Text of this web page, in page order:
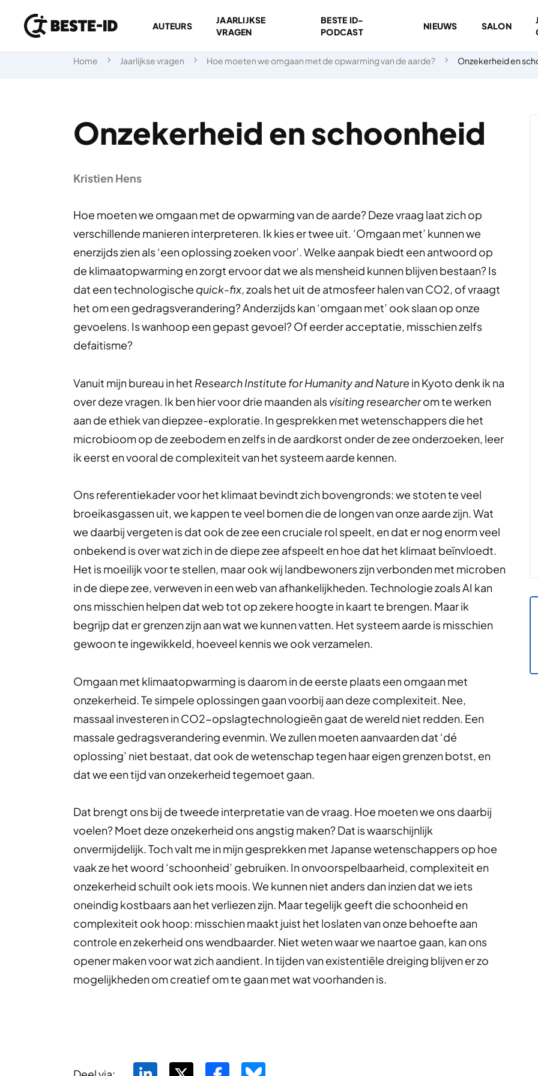
Ga naar inhoud
AUTEURS
JAARLIJKSE
VRAGEN
BESTE ID-
PODCAST
NIEUWS SALON
Home Jaarlijkse vragen Hoe moeten we omgaan met de opwarming van de aarde? Onzekerheid en
Onzekerheid en schoonheid
Kristien Hens
Hoe moeten we omgaan met de opwarming van de aarde? Deze vraag laat zich op
verschillende manieren interpreteren. Ik kies er twee uit. ‘Omgaan met’ kunnen we
enerzijds zien als ‘een oplossing zoeken voor’. Welke aanpak biedt een antwoord op
de klimaatopwarming en zorgt ervoor dat we als mensheid kunnen blijven bestaan? Is
dat een technologische quick-fix, zoals het uit de atmosfeer halen van CO2, of vraagt
het om een gedragsverandering? Anderzijds kan ‘omgaan met’ ook slaan op onze
gevoelens. Is wanhoop een gepast gevoel? Of eerder acceptatie, misschien zelfs
defaitisme?
Vanuit mijn bureau in het Research Institute for Humanity and Naturein Kyoto denk ik na
over deze vragen. Ik ben hier voor drie maanden alsvisiting researcherom te werken
aan de ethiek van diepzee-exploratie. In gesprekken met wetenschappers die het
microbioom op de zeebodem en zelfs in de aardkorst onder de zee onderzoeken, leer
ik eerst en vooral de complexiteit van het systeem aarde kennen.
Ons referentiekader voor het klimaat bevindt zich bovengronds: we stoten te veel
broeikasgassen uit, we kappen te veel bomen die de longen van onze aarde zijn. Wat
we daarbij vergeten is dat ook de zee een cruciale rol speelt, en dat er nog enorm veel
onbekend is over wat zich in de diepe zee afspeelt en hoe dat het klimaat beïnvloedt.
Het is moeilijk voor te stellen, maar ook wij landbewoners zijn verbonden met microben
in de diepe zee, verweven in een web van afhankelijkheden. Technologie zoals AI kan
ons misschien helpen dat web tot op zekere hoogte in kaart te brengen. Maar ik
begrijp dat er grenzen zijn aan wat we kunnen vatten. Het systeem aarde is misschien
gewoon te ingewikkeld, hoeveel kennis we ook verzamelen.
Omgaan met klimaatopwarming is daarom in de eerste plaats een omgaan met
onzekerheid. Te simpele oplossingen gaan voorbij aan deze complexiteit. Nee,
massaal investeren in CO2-opslagtechnologieën gaat de wereld niet redden. Een
massale gedragsverandering evenmin. We zullen moeten aanvaarden dat ‘dé
oplossing’ niet bestaat, dat ook de wetenschap tegen haar eigen grenzen botst, en
dat we een tijd van onzekerheid tegemoet gaan.
Dat brengt ons bij de tweede interpretatie van de vraag. Hoe moeten we ons daarbij
voelen? Moet deze onzekerheid ons angstig maken? Dat is waarschijnlijk
onvermijdelijk. Toch valt me in mijn gesprekken met Japanse wetenschappers op hoe
vaak ze het woord ‘schoonheid’ gebruiken. In onvoorspelbaarheid, complexiteit en
onzekerheid schuilt ook iets moois. We kunnen niet anders dan inzien dat we iets
oneindig kostbaars aan het verliezen zijn. Maar tegelijk geeft die schoonheid en
complexiteit ook hoop: misschien maakt juist het loslaten van onze behoefte aan
controle en zekerheid ons wendbaarder. Niet weten waar we naartoe gaan, kan ons
opener maken voor wat zich aandient. In tijden van existentiële dreiging blijven er zo
mogelijkheden om creatief om te gaan met wat voorhanden is.